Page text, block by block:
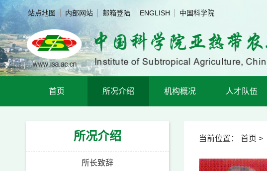
站点地图 内部网站 邮箱登陆 ENGLISH 中国科学院
首页 所况介绍 机构概况 人才队伍
所况介绍
所长致辞
当前位置： 首页 >